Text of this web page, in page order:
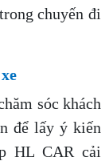
chuyến đi
sóc khách
để lấy ý kiến
HL CAR cải